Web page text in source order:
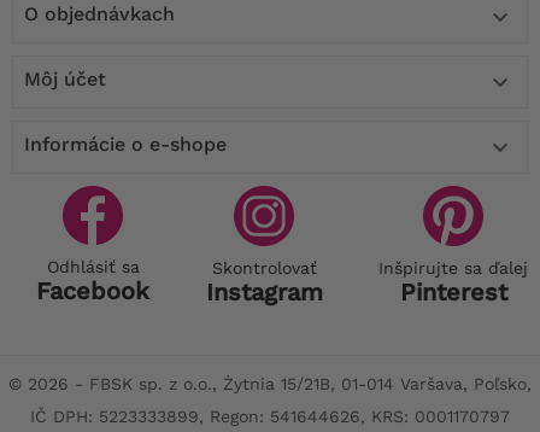
O objednávkach 
Môj účet 
Informácie o e-shope 
Odhlásiť sa
Facebook
Skontrolovať
Instagram
Inšpirujte sa ďalej
Pinterest
© 2026 - FBSK sp. z o.o., Żytnia 15/21B, 01-014 Varšava, Poľsko,
IČ DPH: 5223333899, Regon: 541644626, KRS: 0001170797